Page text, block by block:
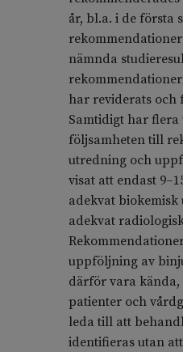
år, bl.a. i de första
nämnda
har reviderats och
Samtidigt har
följsamheten till
utredning och
visat att endast
adekvat biokemisk
adekvat
uppföljning av
därför vara
patienter och
leda till att
identifieras utan